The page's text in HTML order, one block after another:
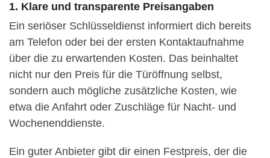
1. Klare und transparente Preisangaben
Ein seriöser Schlüsseldienst informiert dich bereits
am Telefon oder bei der ersten Kontaktaufnahme
über die zu erwartenden Kosten. Das beinhaltet
nicht nur den Preis für die Türöffnung selbst,
sondern auch mögliche zusätzliche Kosten, wie
etwa die Anfahrt oder Zuschläge für Nacht- und
Wochenenddienste.
Ein guter Anbieter gibt dir einen Festpreis, der die